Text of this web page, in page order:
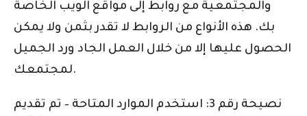
والمجتمعية مع روابط إلى مواقع الويب الخاصة
بك. هذه الأنواع من الروابط لا تقدر بثمن ولا يمكن
الحصول عليها إلا من خلال العمل الجاد ورد الجميل
لمجتمعك.
نصيحة رقم 3: استخدم الموارد المتاحة – تم تقديم